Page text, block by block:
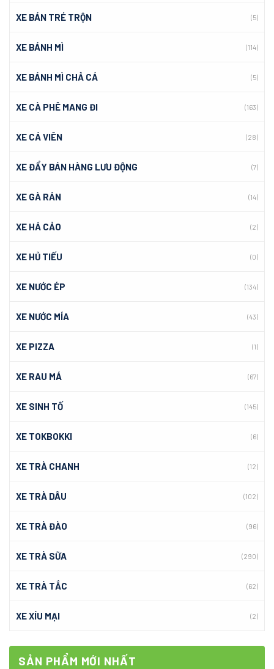
XE BÁN TRÉ TRỘN (5)
XE BÁNH MÌ (114)
XE BÁNH MÌ CHẢ CÁ (5)
XE CÀ PHÊ MANG ĐI (163)
XE CÁ VIÊN (28)
XE ĐẨY BÁN HÀNG LƯU ĐỘNG (7)
XE GÀ RÁN (14)
XE HÁ CẢO (2)
XE HỦ TIẾU (0)
XE NƯỚC ÉP (134)
XE NƯỚC MÍA (43)
XE PIZZA (1)
XE RAU MÁ (67)
XE SINH TỐ (145)
XE TOKBOKKI (6)
XE TRÀ CHANH (12)
XE TRÀ DÂU (102)
XE TRÀ ĐÀO (96)
XE TRÀ SỮA (290)
XE TRÀ TẮC (62)
XE XÍU MẠI (2)
SẢN PHẨM MỚI NHẤT